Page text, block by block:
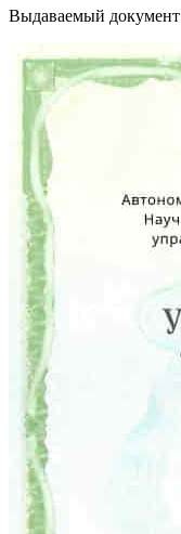
Выдаваемый документ